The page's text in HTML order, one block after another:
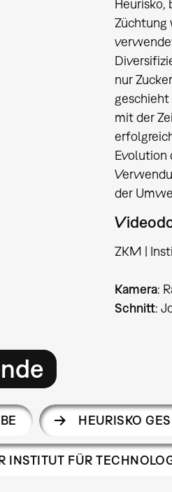
Heurisko,
Züchtung
nur
mit der
Evolution
der
ZKM |
Kamera:
Schnitt:
HEURISKO
INSTITUT FÜR